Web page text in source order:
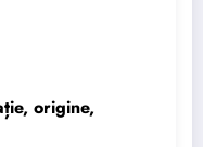
origine,